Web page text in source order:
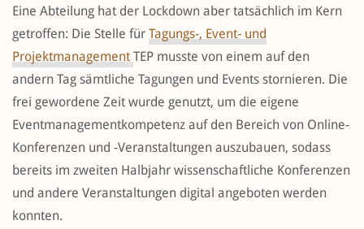
Eine Abteilung hat der Lockdown aber tatsächlich im Kern
getroffen: Die Stelle für Tagungs-, Event- und
Projektmanagement TEP musste von einem auf den
andern Tag sämtliche Tagungen und Events stornieren. Die
frei gewordene Zeit wurde genutzt, um die eigene
Eventmanagementkompetenz auf den Bereich von Online-
Konferenzen und -Veranstaltungen auszubauen, sodass
bereits im zweiten Halbjahr wissenschaftliche Konferenzen
und andere Veranstaltungen digital angeboten werden
konnten.